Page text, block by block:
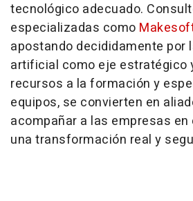
tecnológico adecuado.
especializadas como
apostando decididamente por
artificial como eje estratégico
recursos a la formación y
equipos, se convierten en
acompañar a las empresas
una transformación real y